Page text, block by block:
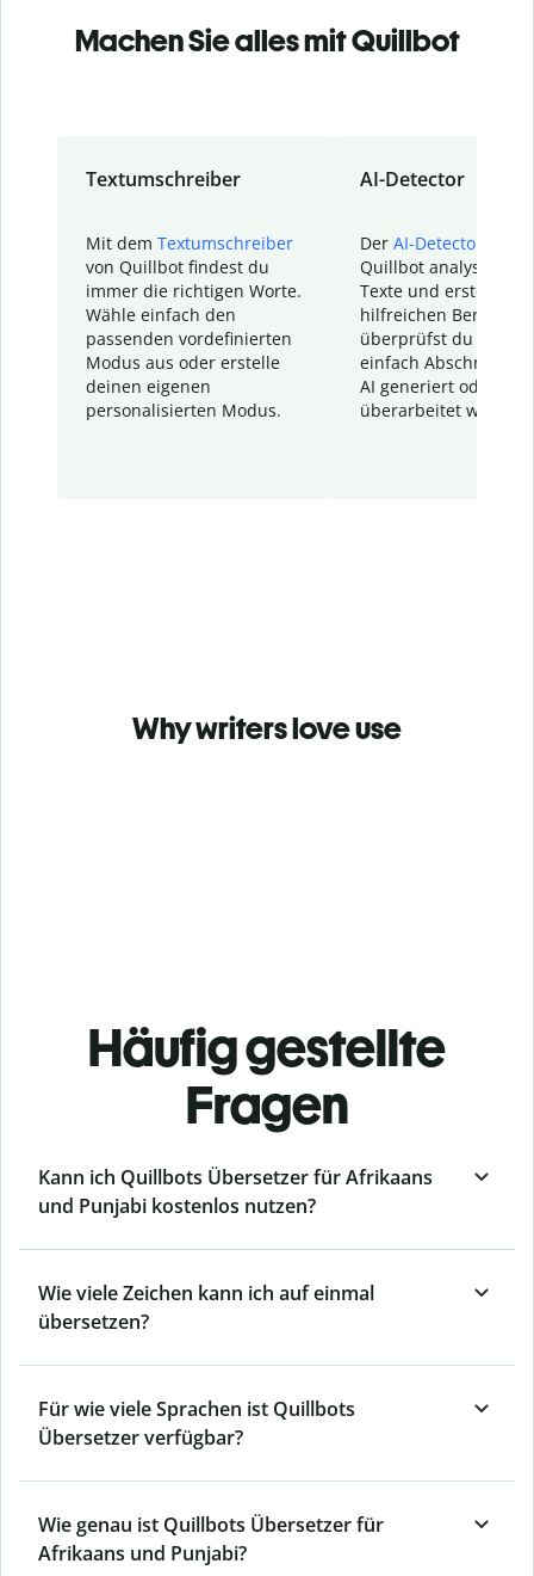
Machen Sie alles mit Quillbot
Textumschreiber
Mit dem Textumschreiber
von Quillbot findest du
immer die richtigen Worte.
Wähle einfach den
passenden vordefinierten
Modus aus oder erstelle
deinen eigenen
personalisierten Modus.
AI-Detector
Der AI-Detector
Quillbot analysiert
Texte und erstellt
hilfreichen Bericht.
überprüfst du
einfach Abschnitte,
AI generiert oder
überarbeitet wurden.
Why writers love use
Häufig gestellte
Fragen
Kann ich Quillbots Übersetzer für Afrikaans
und Punjabi kostenlos nutzen?
Wie viele Zeichen kann ich auf einmal
übersetzen?
Für wie viele Sprachen ist Quillbots
Übersetzer verfügbar?
Wie genau ist Quillbots Übersetzer für
Afrikaans und Punjabi?